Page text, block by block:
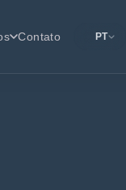
Contato PT